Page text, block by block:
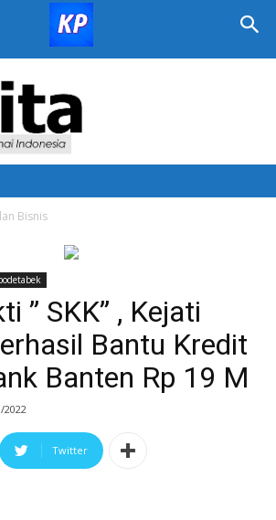
Bisnis
” SKK” , Kejati
Bantu Kredit
Banten Rp 19 M
2022
Twitter